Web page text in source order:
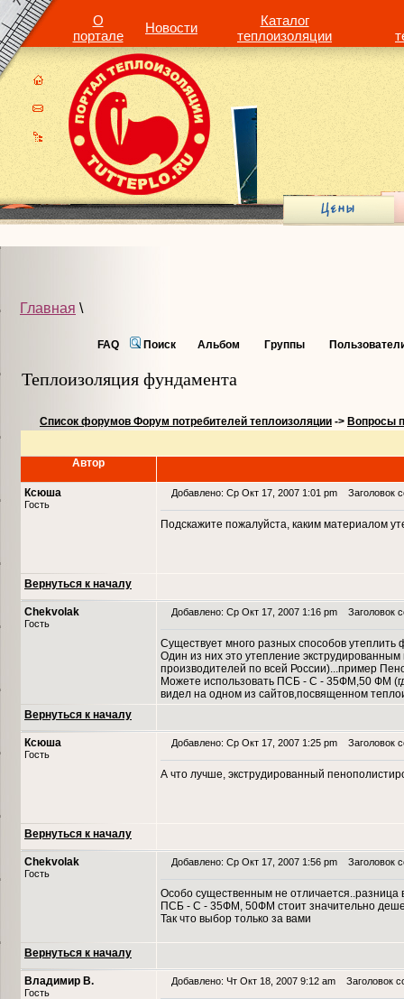
О
портале
Новости
Каталог
теплоизоляции
Главная \
FAQ Поиск Альбом Группы
Теплоизоляция фундамента
Список форумов Форум потребителей теплоизоляции -> Вопросы
Автор
Ксюша
Гость
Добавлено: Ср Окт 17, 2007 1:01 pm Заголовок
Подскажите пожалуйста, каким материалом
Вернуться к началу
Chekvolak
Гость
Добавлено: Ср Окт 17, 2007 1:16 pm Заголовок
Существует много разных способов утеплить
Один из них это утепление
производителей по всей России)...пример
Можете использовать ПСБ - С - 35ФМ,50 ФМ
видел на одном из сайтов,посвященном
Вернуться к началу
Ксюша
Гость
Добавлено: Ср Окт 17, 2007 1:25 pm Заголовок
А что лучше, экструдированный
Вернуться к началу
Chekvolak
Гость
Добавлено: Ср Окт 17, 2007 1:56 pm Заголовок
Особо существенным не отличается..разница
ПСБ - С - 35ФМ, 50ФМ стоит значительно
Так что выбор только за вами
Вернуться к началу
Владимир В.
Гость
Добавлено: Чт Окт 18, 2007 9:12 am Заголовок